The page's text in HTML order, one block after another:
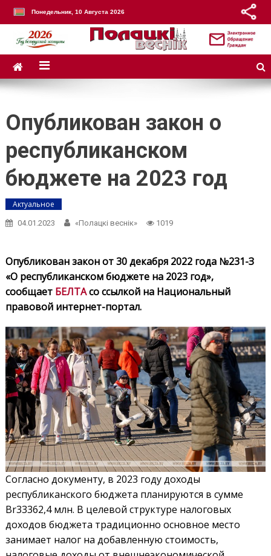
Понедельник, 10 Августа 2026
Опубликован закон о
республиканском
бюджете на 2023 год
Актуальное
04.01.2023 «Полацкі веснік» 1019
Опубликован закон от 30 декабря 2022 года №231-З
«О республиканском бюджете на 2023 год»,
сообщает БЕЛТАсо ссылкой на Национальный
правовой интернет-портал.
Согласно документу, в 2023 году доходы
республиканского бюджета планируются в сумме
Br33362,4 млн. В целевой структуре налоговых
доходов бюджета традиционно основное место
занимает налог на добавленную стоимость,